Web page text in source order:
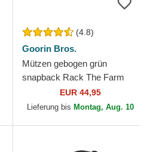
(4.8)
Goorin Bros.
Mützen gebogen grün
snapback Rack The Farm
Goorin Bros.EUR 44,95
Lieferung bis Montag, Aug. 10